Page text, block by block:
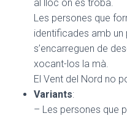
al lloc on es troba.
Les persones que
identificades amb
s’encarreguen de
xocant-los la mà.
El Vent del Nord no
Variants:
– Les persones que